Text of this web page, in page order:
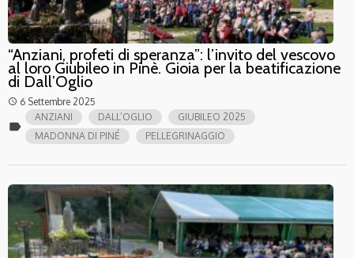
“Anziani, profeti di speranza”: l’invito del vescovo
al loro Giubileo in Pinè. Gioia per la beatificazione
di Dall’Oglio
access_time 6 Settembre 2025
label
ANZIANI DALL’OGLIO
GIUBILEO 2025
MADONNA DI PINÉ
PELLEGRINAGGIO